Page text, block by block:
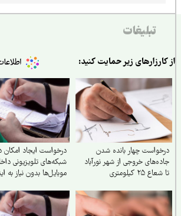
تبلیغات
زیر حمایت کنید:
چهار بانده شدن
خروجی از شهر نورآباد
۲۵ کیلومتری
درخواست ایجاد امکان دریافت
شبکه‌های تلویزیونی داخلی در
موبایل‌ها بدون نیاز به اینترنت